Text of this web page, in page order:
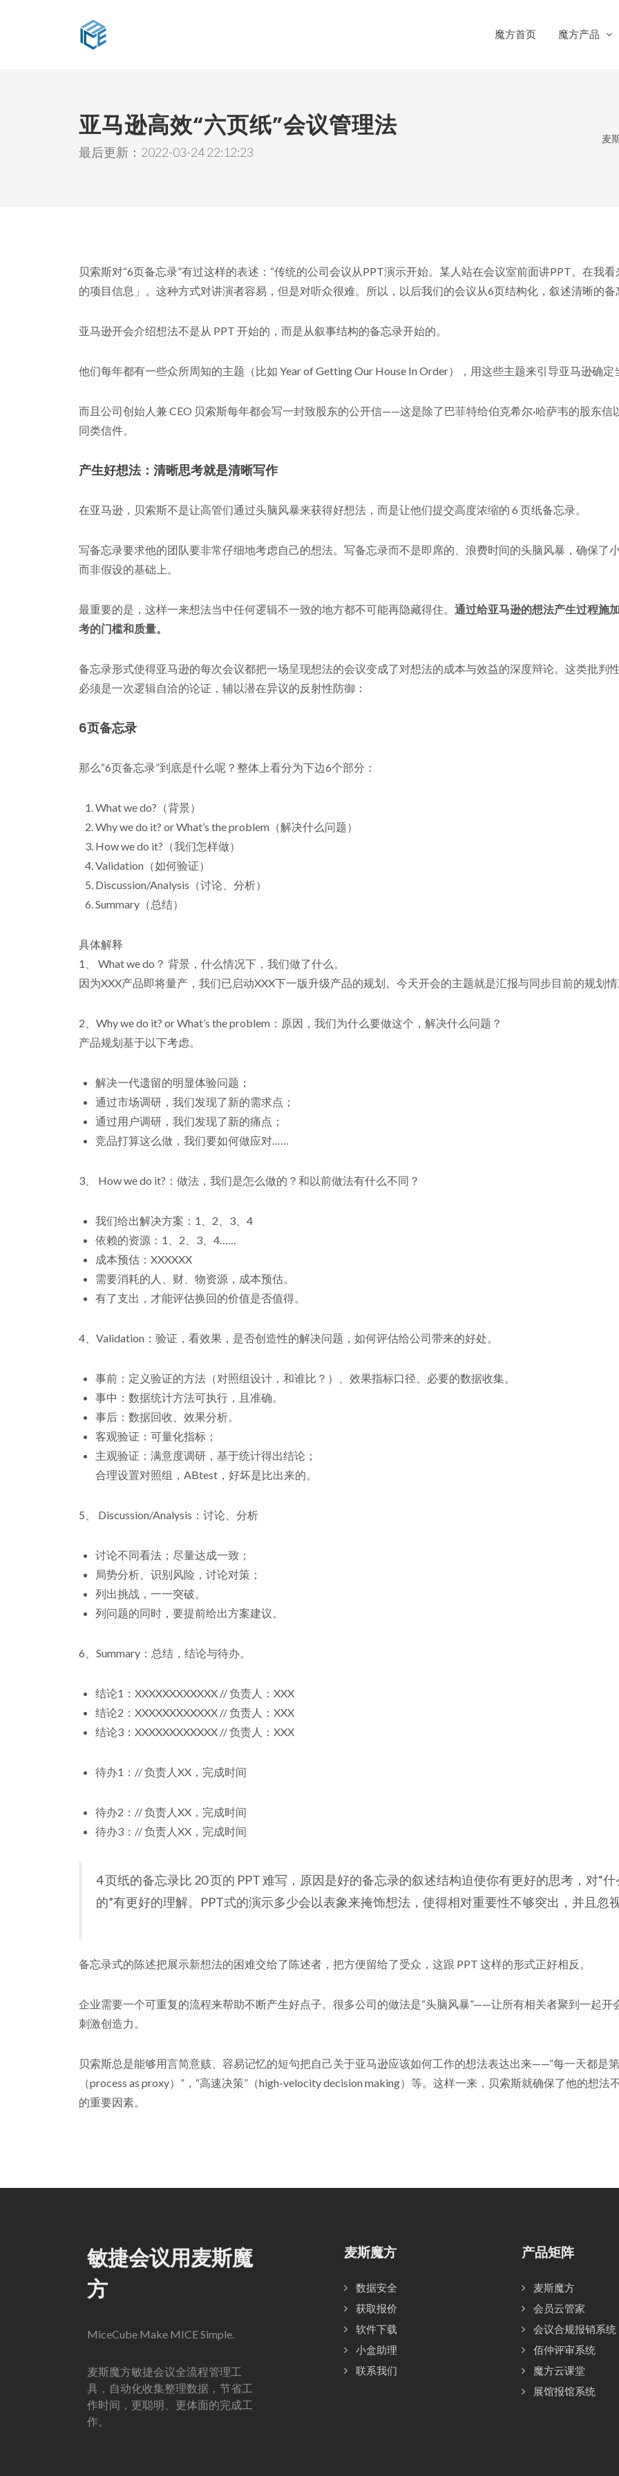
魔方首页 魔方产品
亚马逊高效“六页纸”会议管理法
最后更新：2022-03-24 22:12:23
麦
贝索斯对“6页备忘录”有过这样的表述：“传统的公司会议从PPT演示开始。某人站在会议室前面讲PPT。在我
的项目信息」。这种方式对讲演者容易，但是对听众很难。所以，以后我们的会议从6页结构化，叙述清晰的备
亚马逊开会介绍想法不是从 PPT 开始的，而是从叙事结构的备忘录开始的。
他们每年都有一些众所周知的主题（比如 Year of Getting Our House In Order），用这些主题来引导亚马逊确
而且公司创始人兼 CEO 贝索斯每年都会写一封致股东的公开信——这是除了巴菲特给伯克希尔·哈萨韦的股东信
同类信件。
产生好想法：清晰思考就是清晰写作
在亚马逊，贝索斯不是让高管们通过头脑风暴来获得好想法，而是让他们提交高度浓缩的 6 页纸备忘录。
写备忘录要求他的团队要非常仔细地考虑自己的想法。写备忘录而不是即席的、浪费时间的头脑风暴，确保了
而非假设的基础上。
最重要的是，这样一来想法当中任何逻辑不一致的地方都不可能再隐藏得住。 通过给亚马逊的想法产生过程施
考的门槛和质量。
备忘录形式使得亚马逊的每次会议都把一场呈现想法的会议变成了对想法的成本与效益的深度辩论。这类批判
必须是一次逻辑自洽的论证，辅以潜在异议的反射性防御：
6页备忘录
那么“6页备忘录”到底是什么呢？整体上看分为下边6个部分：
What we do?（背景）
Why we do it? or What’s the problem（解决什么问题）
How we do it?（我们怎样做）
Validation（如何验证）
Discussion/Analysis（讨论、分析）
Summary（总结）
具体解释
1、 What we do？ 背景，什么情况下，我们做了什么。
因为XXX产品即将量产，我们已启动XXX下一版升级产品的规划。今天开会的主题就是汇报与同步目前的规划
2、Why we do it? or What’s the problem：原因，我们为什么要做这个，解决什么问题？
产品规划基于以下考虑。
解决一代遗留的明显体验问题；
通过市场调研，我们发现了新的需求点；
通过用户调研，我们发现了新的痛点；
竞品打算这么做，我们要如何做应对……
3、 How we do it?：做法，我们是怎么做的？和以前做法有什么不同？
我们给出解决方案：1、2、3、4
依赖的资源：1、2、3、4……
成本预估：XXXXXX
需要消耗的人、财、物资源，成本预估。
有了支出，才能评估换回的价值是否值得。
4、Validation：验证，看效果，是否创造性的解决问题，如何评估给公司带来的好处。
事前：定义验证的方法（对照组设计，和谁比？）、效果指标口径、必要的数据收集。
事中：数据统计方法可执行，且准确。
事后：数据回收、效果分析。
客观验证：可量化指标；
主观验证：满意度调研，基于统计得出结论；
合理设置对照组，ABtest，好坏是比出来的。
5、 Discussion/Analysis：讨论、分析
讨论不同看法；尽量达成一致；
局势分析、识别风险，讨论对策；
列出挑战，一一突破。
列问题的同时，要提前给出方案建议。
6、Summary：总结，结论与待办。
结论1：XXXXXXXXXXXX // 负责人：XXX
结论2：XXXXXXXXXXXX // 负责人：XXX
结论3：XXXXXXXXXXXX // 负责人：XXX
待办1：// 负责人XX，完成时间
待办2：// 负责人XX，完成时间
待办3：// 负责人XX，完成时间
4 页纸的备忘录比 20 页的 PPT 难写，原因是好的备忘录的叙述结构迫使你有更好的思考，对“
的”有更好的理解。PPT式的演示多少会以表象来掩饰想法，使得相对重要性不够突出，并且忽
备忘录式的陈述把展示新想法的困难交给了陈述者，把方便留给了受众，这跟 PPT 这样的形式正好相反。
企业需要一个可重复的流程来帮助不断产生好点子。很多公司的做法是“头脑风暴”——让所有相关者聚到一起
刺激创造力。
贝索斯总是能够用言简意赅、容易记忆的短句把自己关于亚马逊应该如何工作的想法表达出来——“每一天都是
（process as proxy）”，“高速决策”（high-velocity decision making）等。这样一来，贝索斯就确保了他的想
的重要因素。
敏捷会议用麦斯魔
方
MiceCube Make MICE Simple.
麦斯魔方敏捷会议全流程管理工
具，自动化收集整理数据，节省工
作时间，更聪明、更体面的完成工
作。
麦斯魔方
数据安全
获取报价
软件下载
小盒助理
联系我们
产品矩阵
麦斯魔方
会员云管家
会议合规报销系统
佰仲评审系统
魔方云课堂
展馆报馆系统